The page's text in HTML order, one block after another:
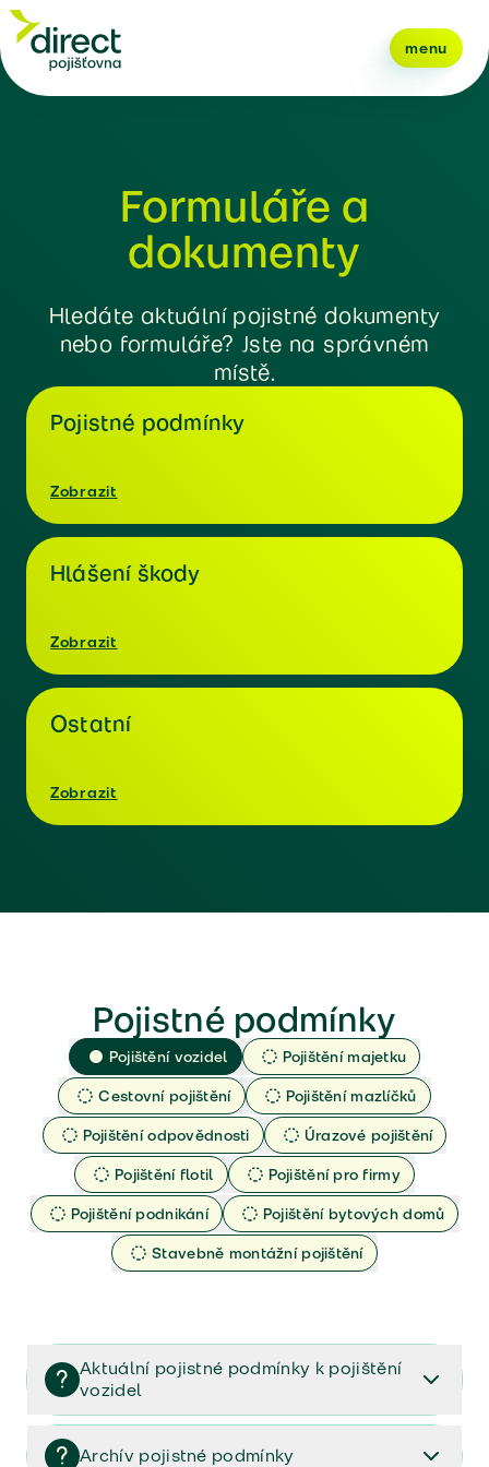
menu
Formuláře a
dokumenty
Hledáte aktuální pojistné dokumenty
nebo formuláře? Jste na správném
místě.
Pojistné podmínky
Zobrazit
Hlášení škody
Zobrazit
Ostatní
Zobrazit
Pojistné podmínky
Pojištění vozidel
Pojištění majetku
Cestovní pojištění
Pojištění mazlíčků
Pojištění odpovědnosti
Úrazové pojištění
Pojištění flotil
Pojištění pro firmy
Pojištění podnikání
Pojištění bytových domů
Stavebně montážní pojištění
Aktuální pojistné podmínky k pojištění
vozidel
Pojištění vozidel/Pojistné podmínky a vše důležité ke
smlouvě (PDF)
Archív pojistné podmínky